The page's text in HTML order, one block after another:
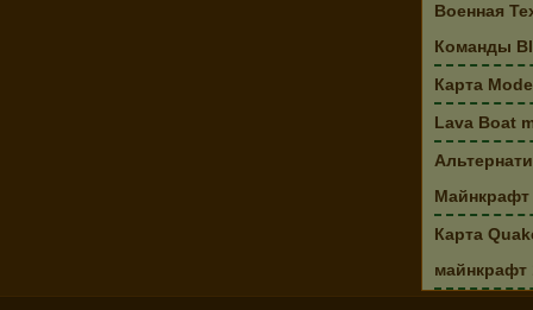
Военная
Команды
Карта
Lava Boat
Майнкрафт
Карта
майнкрафт